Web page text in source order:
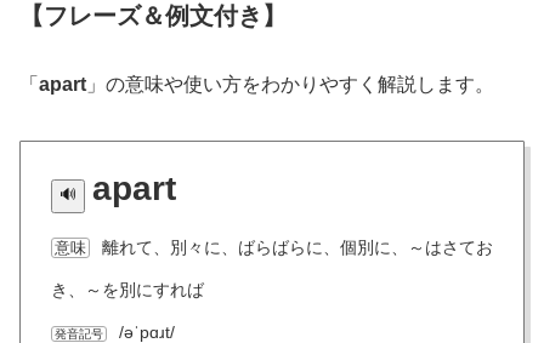
【フレーズ＆例文付き】
「 apart 」の意味や使い方をわかりやすく解説します。
apart
意味 離れて、別々に、ばらばらに、個別に、～はさてお
き、～を別にすれば
発音記号 /əˈpɑɹt/